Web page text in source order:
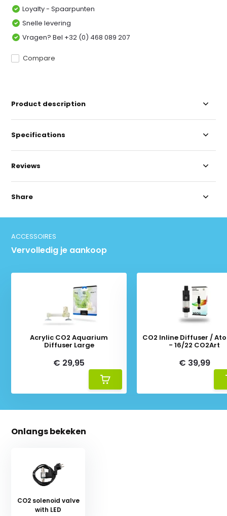
Loyalty - Spaarpunten
Snelle levering
Vragen? Bel +32 (0) 468 089 207
Compare
Product description
Specifications
Reviews
Share
ACCESSOIRES
Vervolledig je aankoop
Acrylic CO2 Aquarium
Diffuser Large
€ 29,95
CO2 Inline Diffuser /
- 16/22 CO2Art
€ 39,99
Onlangs bekeken
CO2 solenoid valve
with LED